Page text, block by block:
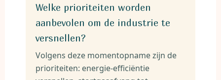
Welke prioriteiten worden
aanbevolen om de industrie te
versnellen?
Volgens deze momentopname zijn de
prioriteiten: energie-efficiëntie